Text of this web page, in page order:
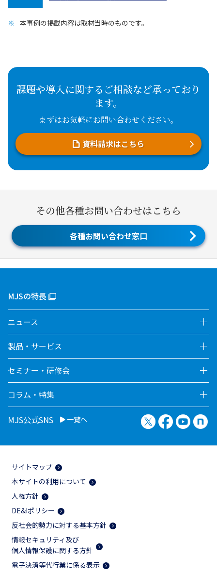
本事例の掲載内容は取材当時のものです。
課題や導入に関するご相談など承っており
ます。
まずはお気軽にお問い合わせください。
資料請求はこちら
その他各種お問い合わせはこちら
各種お問い合わせ窓口
MJSの特長
ニュース
製品・サービス
セミナー・研修会
コラム・特集
MJS公式SNS 一覧へ X（旧Twitter）
Facebook
サイトマップ
本サイトの利用について
人権方針
DE&Iポリシー
反社会的勢力に対する基本方針
情報セキュリティ及び
個人情報保護に関する方針
電子決済等代行業に係る表示